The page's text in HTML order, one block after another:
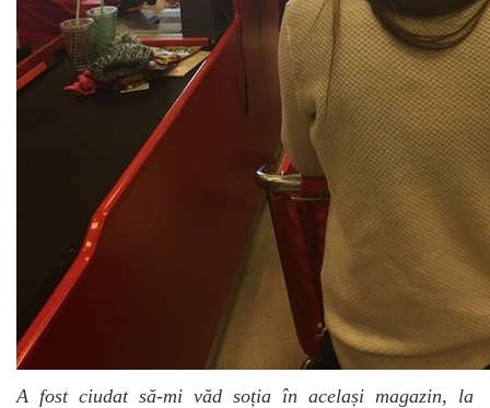
A fost ciudat să-mi văd soția în același magazin, la